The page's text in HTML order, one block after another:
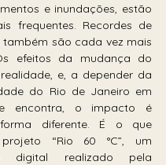
e inundações, estão
frequentes. Recordes de
são cada vez mais
efeitos da mudança do
e, a depender da
do Rio de Janeiro em
encontra, o impacto é
diferente. É o que
“Rio 60 °C”, um
digital realizado pela